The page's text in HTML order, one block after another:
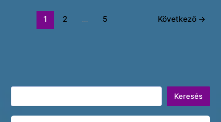
1 2 … 5 Következő →
Keresés
Keresés